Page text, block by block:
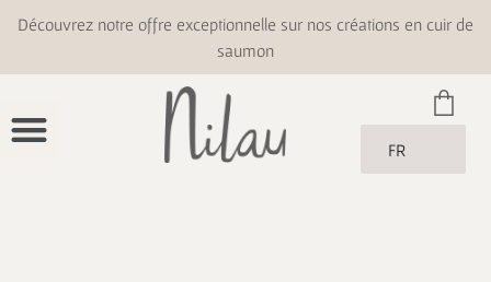
Découvrez notre offre exceptionnelle sur nos créations en cuir de
saumon
FR